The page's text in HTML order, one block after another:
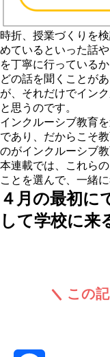
時折、授業づくりを
めているといった話
を丁寧に行っている
どの話を聞くことが
が、それだけでイン
と思うのです。
インクルーシブ教育
であり、だからこそ
のがインクルーシブ
本連載では、これら
ことを選んで、一緒
４月の最初に
して学校に来
この